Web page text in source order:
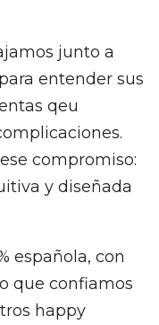
junto a
entender sus
qeu
compromiso:
y diseñada
española, con
que confiamos
happy